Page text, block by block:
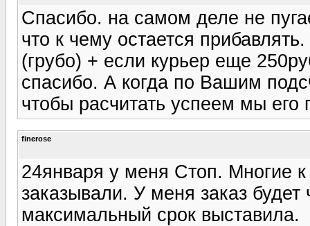
Спасибо. на самом деле не
что к чему остается
(грубо) + если курьер еще
спасибо. А когда по Вашим
чтобы расчитать успеем мы его
finerose
24января у меня Стоп. Многие
заказывали. У меня заказ
максимальный срок выставила.